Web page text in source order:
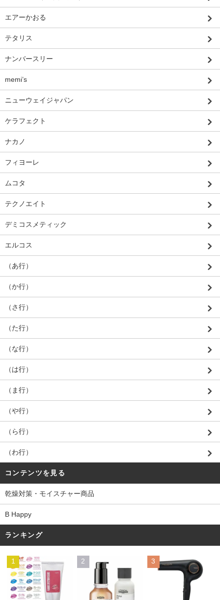
エアーかおる
テタリス
ナンバースリー
memi’s
ニューウェイジャパン
ケラフェクト
ナカノ
フィヨーレ
ムコタ
テクノエイト
デミコスメティック
エルコス
（あ行）
（か行）
（さ行）
（た行）
（な行）
（は行）
（ま行）
（や行）
（ら行）
（わ行）
コンテンツを見る
乾燥対策・モイスチャー商品
B Happy
ランキング
1 2 3